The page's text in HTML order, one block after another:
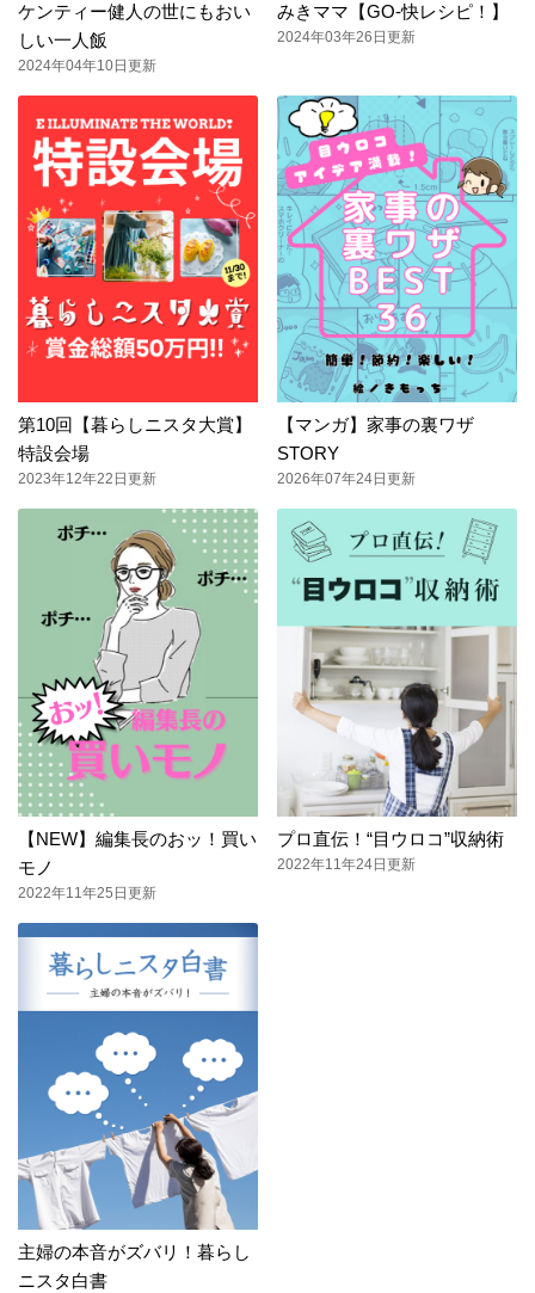
ケンティー健人の世にもおい
しい一人飯
2024年04年10日更新
みきママ【GO-快レシピ！】
2024年03年26日更新
第10回【暮らしニスタ大賞】
特設会場
2023年12年22日更新
【マンガ】家事の裏ワザ
STORY
2026年07年24日更新
【NEW】編集長のおッ！買い
モノ
2022年11年25日更新
プロ直伝！“目ウロコ”収納術
2022年11年24日更新
主婦の本音がズバリ！暮らし
ニスタ白書